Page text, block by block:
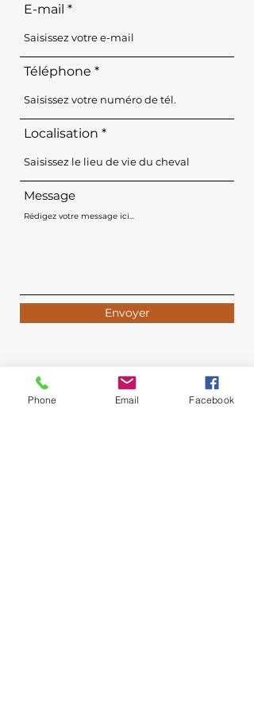
E-mail
Téléphone
Localisation
Message
Envoyer
Phone Email Facebook